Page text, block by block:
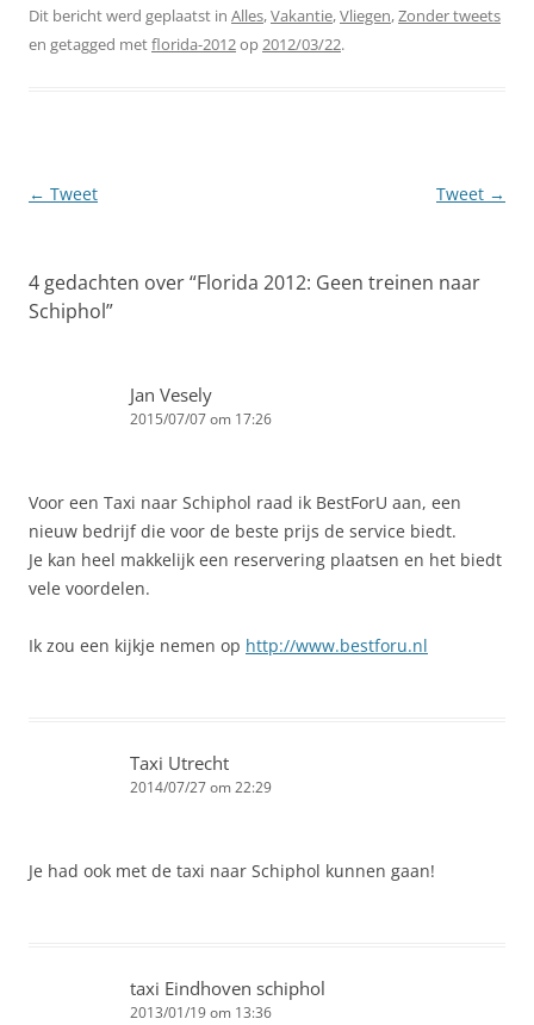
Dit bericht werd geplaatst in Alles,Vakantie,Vliegen,Zonder tweets
en getagged metflorida-2012op2012/03/22.
Berichtnavigatie
← Tweet Tweet →
4 gedachten over “Florida 2012: Geen treinen naar
Schiphol”
Jan Vesely
2015/07/07 om 17:26
Voor een Taxi naar Schiphol raad ik BestForU aan, een
nieuw bedrijf die voor de beste prijs de service biedt.
Je kan heel makkelijk een reservering plaatsen en het biedt
vele voordelen.
Ik zou een kijkje nemen op http://www.bestforu.nl
Taxi Utrecht
2014/07/27 om 22:29
Je had ook met de taxi naar Schiphol kunnen gaan!
taxi Eindhoven schiphol
2013/01/19 om 13:36